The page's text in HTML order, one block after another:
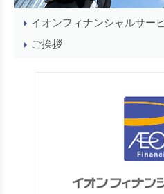
イオンフィナンシャルサー
ご挨拶